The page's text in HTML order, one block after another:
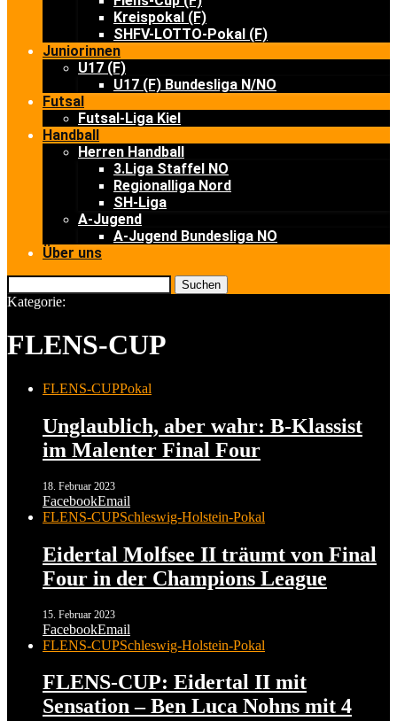
Kreispokal (F)
SHFV-LOTTO-Pokal (F)
Juniorinnen
U17 (F)
U17 (F) Bundesliga N/NO
Futsal
Futsal-Liga Kiel
Handball
Herren Handball
3.Liga Staffel NO
Regionalliga Nord
SH-Liga
A-Jugend
A-Jugend Bundesliga NO
Über uns
Suchen
Kategorie:
FLENS-CUP
FLENS-CUPPokal
Unglaublich, aber wahr: B-Klassist
im Malenter Final Four
18. Februar 2023
FacebookEmail
FLENS-CUPSchleswig-Holstein-Pokal
Eidertal Molfsee II träumt von Final
Four in der Champions League
15. Februar 2023
FacebookEmail
FLENS-CUPSchleswig-Holstein-Pokal
FLENS-CUP: Eidertal II mit
Sensation – Ben Luca Nohns mit 4